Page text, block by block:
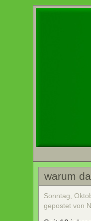
warum
Sonntag,
gepostet von